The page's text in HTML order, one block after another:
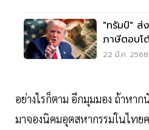
"ทรัมป์"
ภาษีตอบโ
22 มี.ค.
อย่างไรก็ตาม อีกมุมมอง ถ้าหา
มาจองนิคมอุตสหากรรมในไท